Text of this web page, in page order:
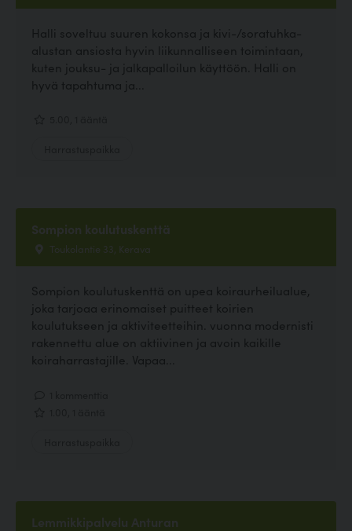
Halli soveltuu suuren kokonsa ja kivi-/soratuhka-
alustan ansiosta hyvin liikunnalliseen toimintaan,
kuten jouksu- ja jalkapalloilun käyttöön. Halli on
hyvä tapahtuma ja...
Sompion koulutuskenttä
Toukolantie 33, Kerava
Sompion koulutuskenttä on upea koiraurheilualue,
joka tarjoaa erinomaiset puitteet koirien
koulutukseen ja aktiviteetteihin. vuonna modernisti
rakennettu alue on aktiivinen ja avoin kaikille
koiraharrastajille. Vapaa...
Lemmikkipalvelu Anturan